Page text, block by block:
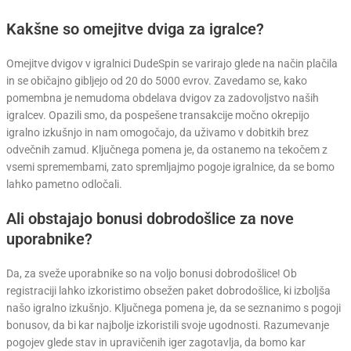
Kakšne so omejitve dviga za igralce?
Omejitve dvigov v igralnici DudeSpin se varirajo glede na način plačila
in se običajno gibljejo od 20 do 5000 evrov. Zavedamo se, kako
pomembna je nemudoma obdelava dvigov za zadovoljstvo naših
igralcev. Opazili smo, da pospešene transakcije močno okrepijo
igralno izkušnjo in nam omogočajo, da uživamo v dobitkih brez
odvečnih zamud. Ključnega pomena je, da ostanemo na tekočem z
vsemi spremembami, zato spremljajmo pogoje igralnice, da se bomo
lahko pametno odločali.
Ali obstajajo bonusi dobrodošlice za nove
uporabnike?
Da, za sveže uporabnike so na voljo bonusi dobrodošlice! Ob
registraciji lahko izkoristimo obsežen paket dobrodošlice, ki izboljša
našo igralno izkušnjo. Ključnega pomena je, da se seznanimo s pogoji
bonusov, da bi kar najbolje izkoristili svoje ugodnosti. Razumevanje
pogojev glede stav in upravičenih iger zagotavlja, da bomo kar